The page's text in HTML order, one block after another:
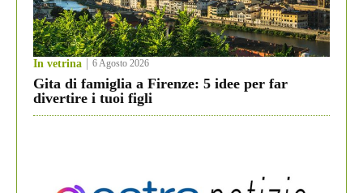
In vetrina 6 Agosto 2026
Gita di famiglia a Firenze: 5 idee per far
divertire i tuoi figli